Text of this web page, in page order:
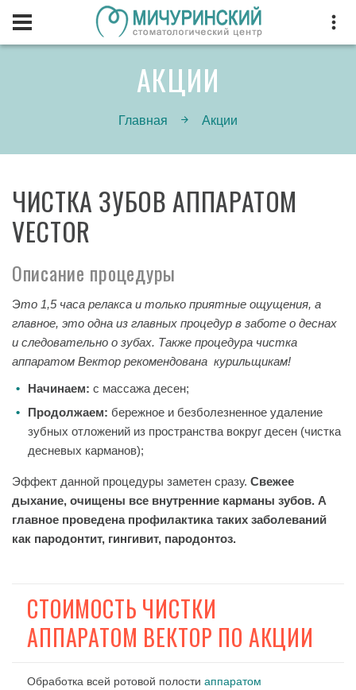
АКЦИИ
Главная Акции
ЧИСТКА ЗУБОВ АППАРАТОМ
VECTOR
Описание процедуры
Это 1,5 часа релакса и только приятные ощущения, а
главное, это одна из главных процедур в заботе о деснах
и следовательно о зубах. Также процедура чистка
аппаратом Вектор рекомендована курильщикам!
Начинаем: с массажа десен;
Продолжаем: бережное и безболезненное удаление
зубных отложений из пространства вокруг десен (чистка
десневых карманов);
Эффект данной процедуры заметен сразу. Свежее
дыхание, очищены все внутренние карманы зубов. А
главное проведена профилактика таких заболеваний
как пародонтит, гингивит, пародонтоз.
СТОИМОСТЬ ЧИСТКИ
АППАРАТОМ ВЕКТОР ПО АКЦИИ
Обработка всей ротовой полости аппаратом